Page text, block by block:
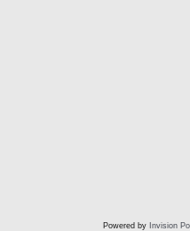
Powered by Invision